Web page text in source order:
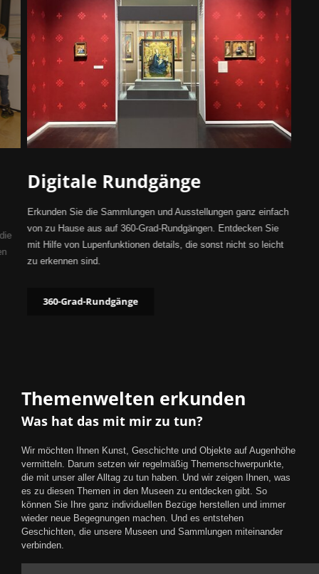
Digitale Rundgänge
Erkunden Sie die Sammlungen und Ausstellungen ganz einfach
von zu Hause aus auf 360-Grad-Rundgängen. Entdecken Sie
mit Hilfe von Lupenfunktionen details, die sonst nicht so leicht
zu erkennen sind.
360-Grad-Rundgänge
Themenwelten erkunden
Was hat das mit mir zu tun?
Wir möchten Ihnen Kunst, Geschichte und Objekte auf Augenhöhe
vermitteln. Darum setzen wir regelmäßig Themenschwerpunkte,
die mit unser aller Alltag zu tun haben. Und wir zeigen Ihnen, was
es zu diesen Themen in den Museen zu entdecken gibt. So
können Sie Ihre ganz individuellen Bezüge herstellen und immer
wieder neue Begegnungen machen. Und es entstehen
Geschichten, die unsere Museen und Sammlungen miteinander
verbinden.